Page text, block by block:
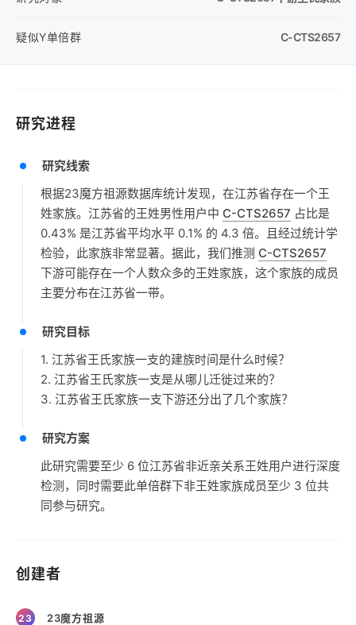
疑似Y单倍群 C-CTS2657
研究进程
研究线索
根据23魔方祖源数据库统计发现，在江苏省存在一个王
姓家族。江苏省的王姓男性用户中 C-CTS2657 占比是
0.43% 是江苏省平均水平 0.1% 的 4.3 倍。且经过统计学
检验，此家族非常显著。据此，我们推测 C-CTS2657
下游可能存在一个人数众多的王姓家族，这个家族的成员
主要分布在江苏省一带。
研究目标
1. 江苏省王氏家族一支的建族时间是什么时候？
2. 江苏省王氏家族一支是从哪儿迁徙过来的？
3. 江苏省王氏家族一支下游还分出了几个家族？
研究方案
此研究需要至少 6 位江苏省非近亲关系王姓用户进行深度
检测，同时需要此单倍群下非王姓家族成员至少 3 位共
同参与研究。
创建者
23 23魔方祖源